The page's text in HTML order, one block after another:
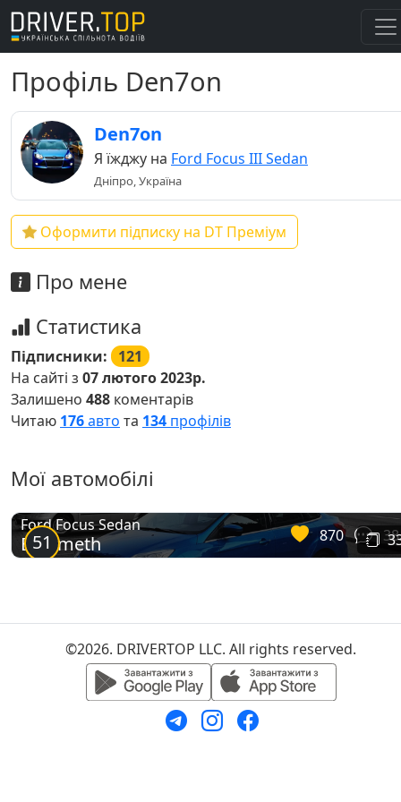
Профіль Den7on
Den7on
Я їжджу на Ford Focus III Sedan
Дніпро, Україна
Оформити підписку на DT Преміум
Про мене
Статистика
Підписники:
121
На сайті з 07 лютого 2023р.
Залишено 488 коментарів
Читаю 176авто та 134 профілів
Мої автомобілі
51
Ford Focus Sedan
Bluemeth 870 38
©2026. DRIVERTOP LLC. All rights reserved.